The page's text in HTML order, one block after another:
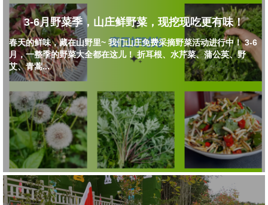
3-6月野菜季，山庄鲜野菜，现挖现吃更有味！
春天的鲜味，藏在山野里~ 我们山庄免费采摘野菜活动进行中！ 3-6
月，一整季的野菜大全都在这儿！ 折耳根、水芹菜、蒲公英、野
艾、青蒿...